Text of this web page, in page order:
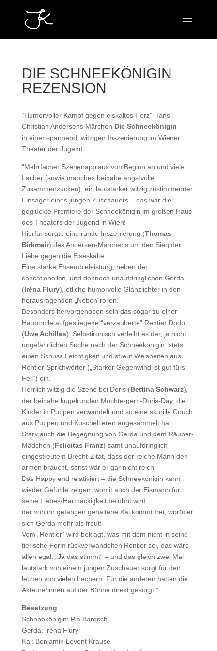
DIE SCHNEEKÖNIGIN
REZENSION
“Humorvoller Kampf gegen eiskaltes Herz” Hans
Christian Andersens Märchen Die Schneekönigin
in einer spannend, witzigen Inszenierung im Wiener
Theater der Jugend
“Mehrfacher Szenenapplaus von Beginn an und viele
Lacher (sowie manches beinahe angstvolle
Zusammenzucken), ein lautstarker witzig zustimmender
Einsager eines jungen Zuschauers – das war die
geglückte Premiere der Schneekönigin im großen Haus
des Theaters der Jugend in Wien!
Hierfür sorgte eine runde Inszenierung (Thomas
Birkmeir) des Andersen-Märchens um den Sieg der
Liebe gegen die Eiseskälte.
Eine starke Ensembleleistung, neben der
sensationellen, und dennoch unaufdringlichen Gerda
(Iréna Flury), etliche humorvolle Glanzlichter in den
herausragenden „Neben“rollen.
Besonders hervorgehoben seih das sogar zu einer
Hauptrolle aufgestiegene “verzauberte” Rentier Dodo
(Uwe Achilles). Selbstironisch verleiht es der, ja nicht
ungefährlichen Suche nach der Schneekönigin, stets
einen Schuss Leichtigkeit und streut Weisheiten aus
Rentier-Sprichwörter („Starker Gegenwind ist gut fürs
Fell“) ein.
Herrlich witzig die Szene bei Doris (Bettina Schwarz),
der beinahe kugelrunden Möchte-gern-Doris-Day, die
Kinder in Puppen verwandelt und so eine skurille Couch
aus Puppen und Kuscheltieren angesammelt hat.
Stark auch die Begegnung von Gerda und dem Räuber-
Mädchen (Felicitas Franz) samt unaufdringlich
eingestreutem Brecht-Zitat, dass der reiche Mann den
armen braucht, sonst wär er gar nicht reich.
Das Happy end relativiert – die Schneekönigin kann
wieder Gefühle zeigen, womit auch der Eismann für
seine Liebes-Hartnäckigkeit belohnt wird,
der von ihr gefangen gehaltene Kai kommt frei, worüber
sich Gerda mehr als freut!
Vom „Rentier“ wird beklagt, was mit dem nicht in seine
tierische Form rückverwandelten Rentier sei, das wäre
allen egal. „Ja das stimmt“ – und das gleich zwei Mal
lautstark von einem jungen Zuschauer sorgt für den
letzten von vielen Lachern. Für die anderen hatten die
Akteure/innen auf der Bühne direkt gesorgt.”
Besetzung
Schneekönigin: Pia Baresch
Gerda: Iréna Flury
Kai: Benjamin Levent Krause